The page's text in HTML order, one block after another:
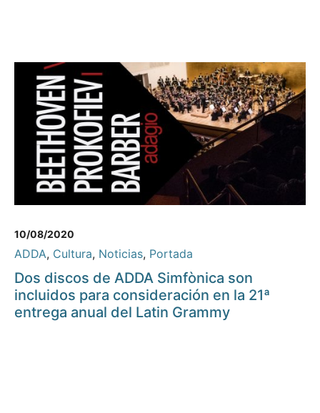
10/08/2020
ADDA, Cultura, Noticias, Portada
Dos discos de ADDA Simfònica son
incluidos para consideración en la 21ª
entrega anual del Latin Grammy